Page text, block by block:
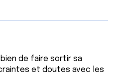
de faire sortir sa
et doutes avec les